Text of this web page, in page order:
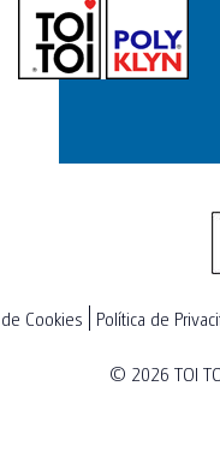
© 2026 TOI
Cookies Política de